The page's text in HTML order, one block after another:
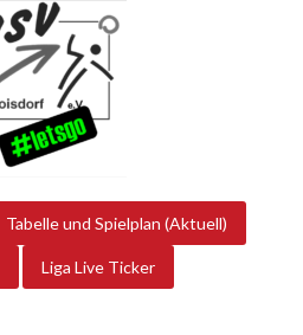
Tabelle und Spielplan (Aktuell)
Liga Live Ticker